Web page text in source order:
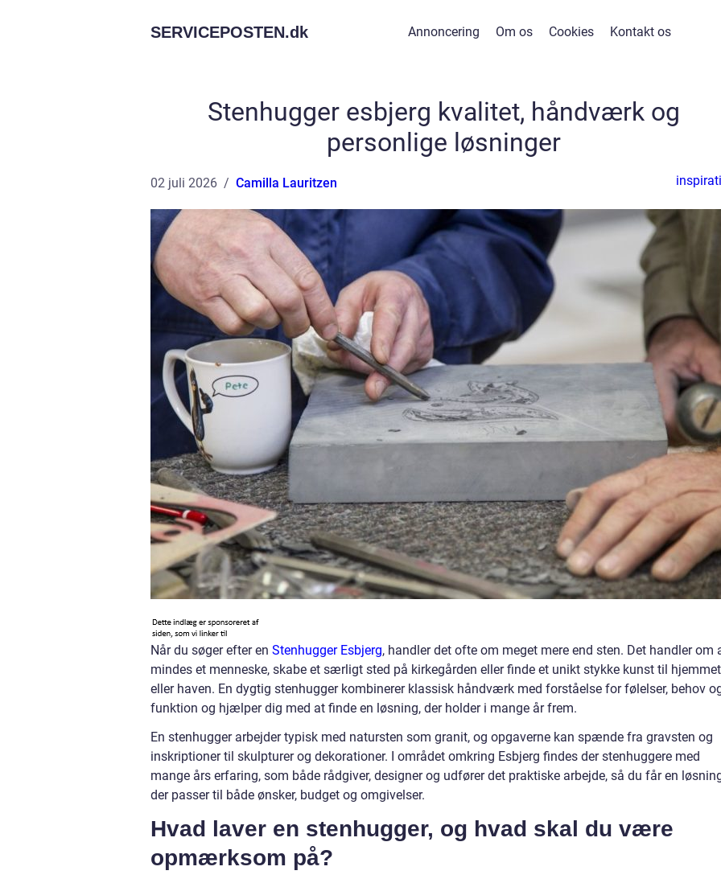
SERVICEPOSTEN.dk Annoncering Om os Cookies Kontakt os
Stenhugger esbjerg kvalitet, håndværk og
personlige løsninger
02 juli 2026 Camilla Lauritzen
Når du søger efter en Stenhugger Esbjerg, handler det ofte om meget mere end sten. Det handler om
mindes et menneske, skabe et særligt sted på kirkegården eller finde et unikt stykke kunst til hjemmet
eller haven. En dygtig stenhugger kombinerer klassisk håndværk med forståelse for følelser, behov
funktion og hjælper dig med at finde en løsning, der holder i mange år frem.
En stenhugger arbejder typisk med natursten som granit, og opgaverne kan spænde fra gravsten og
inskriptioner til skulpturer og dekorationer. I området omkring Esbjerg findes der stenhuggere med
mange års erfaring, som både rådgiver, designer og udfører det praktiske arbejde, så du får en
der passer til både ønsker, budget og omgivelser.
Hvad laver en stenhugger, og hvad skal du være
opmærksom på?